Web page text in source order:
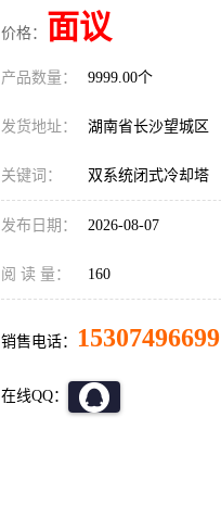
价格： 面议
产品数量： 9999.00个
发货地址： 湖南省长沙望城区
关键词： 双系统闭式冷却塔
发布日期： 2026-08-07
阅 读 量： 160
销售电话： 15307496699
在线QQ：